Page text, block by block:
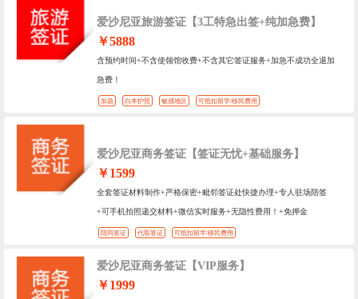
爱沙尼亚旅游签证【3工特急出签+纯加急费】
￥5888
含预约时间+不含使领馆收费+不含其它签证服务+加急不成功全退加
急费！
加急 白本护照 敏感地区 可抵扣留学/移民费用
爱沙尼亚商务签证【签证无忧+基础服务】
￥1599
全套签证材料制作+严格保密+毗邻签证处快捷办理+专人驻场陪签
+可手机拍照递交材料+微信实时服务+无隐性费用！+免押金
陪同签证 代取签证 可抵扣留学/移民费用
爱沙尼亚商务签证【VIP服务】
￥1999